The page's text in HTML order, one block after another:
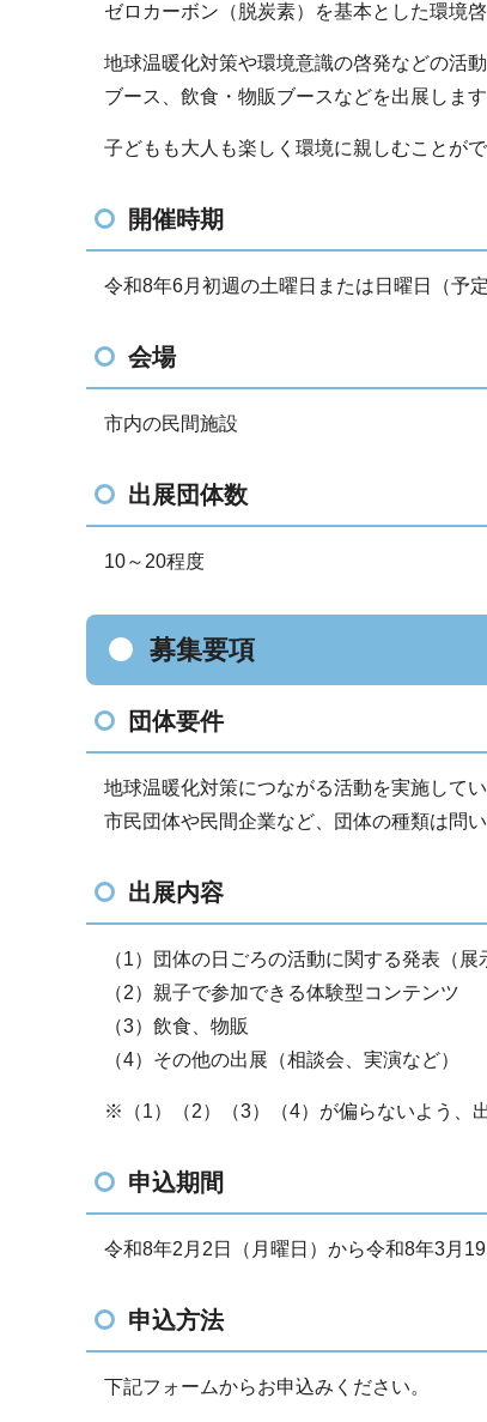
ゼロカーボン（脱炭素）を基本とした環境啓
地球温暖化対策や環境意識の啓発などの活
ブース、飲食・物販ブースなどを出展します
子どもも大人も楽しく環境に親しむことが
開催時期
令和8年6月初週の土曜日または日曜日（予
会場
市内の民間施設
出展団体数
10～20程度
募集要項
団体要件
地球温暖化対策につながる活動を実施してい
市民団体や民間企業など、団体の種類は問い
出展内容
（1）団体の日ごろの活動に関する発表（展
（2）親子で参加できる体験型コンテンツ
（3）飲食、物販
（4）その他の出展（相談会、実演など）
※（1）（2）（3）（4）が偏らないよう、
申込期間
令和8年2月2日（月曜日）から令和8年3月
申込方法
下記フォームからお申込みください。